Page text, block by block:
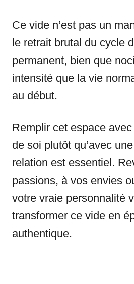
Ce vide n’est pas un
le retrait brutal du cycle
permanent, bien que
intensité que la vie
au début.
Remplir cet espace
de soi plutôt qu’avec
relation est essentiel.
passions, à vos envies
votre vraie personnalité
transformer ce vide en
authentique.